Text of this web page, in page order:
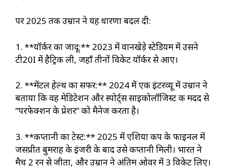
पर 2025 तक उम्रान ने यह धारणा बदल दी:
1. **यॉर्कर का जादू:** 2023 में वानखेड़े स्टेडियम में उसने
टी20I में हैट्रिक ली, जहाँ तीनों विकेट यॉर्कर से आए।
2. **मेंटल हेल्थ का सफर:** 2024 में एक इंटरव्यू में उम्रान ने
बताया कि वह मेडिटेशन और स्पोर्ट्स साइकोलॉजिस्ट की मदद से
“परफेक्शन के प्रेशर” को मैनेज करता है।
3. **कप्तानी का टेस्ट:** 2025 में एशिया कप के फाइनल में
जसप्रीत बुमराह के इंजरी के बाद उसे कप्तानी मिली। भारत ने
मैच 2 रन से जीता, और उम्रान ने अंतिम ओवर में 3 विकेट लिए।